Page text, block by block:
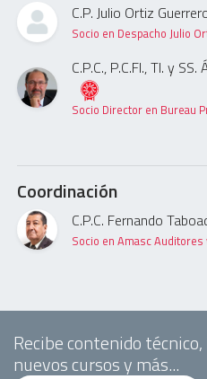
C.P. Julio Ortiz
Socio en Despacho Julio
C.P.C., P.C.FI., TI. y
Socio Director en Bureau
Coordinación
C.P.C. Fernando
Socio en Amasc Auditores
Recibe contenido
nuevos cursos y más...